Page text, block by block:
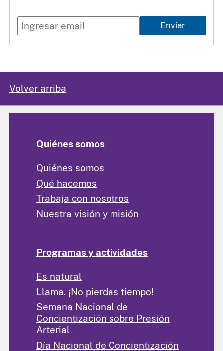
Enviar
Volver arriba
Quiénes somos
Quiénes somos
Qué hacemos
Trabaja con nosotros
Nuestra visión y misión
Programas y actividades
Es natural
Llama. ¡No pierdas tiempo!
Semana Nacional de
Concientización sobre Presión
Arterial
Día Nacional de Concientización